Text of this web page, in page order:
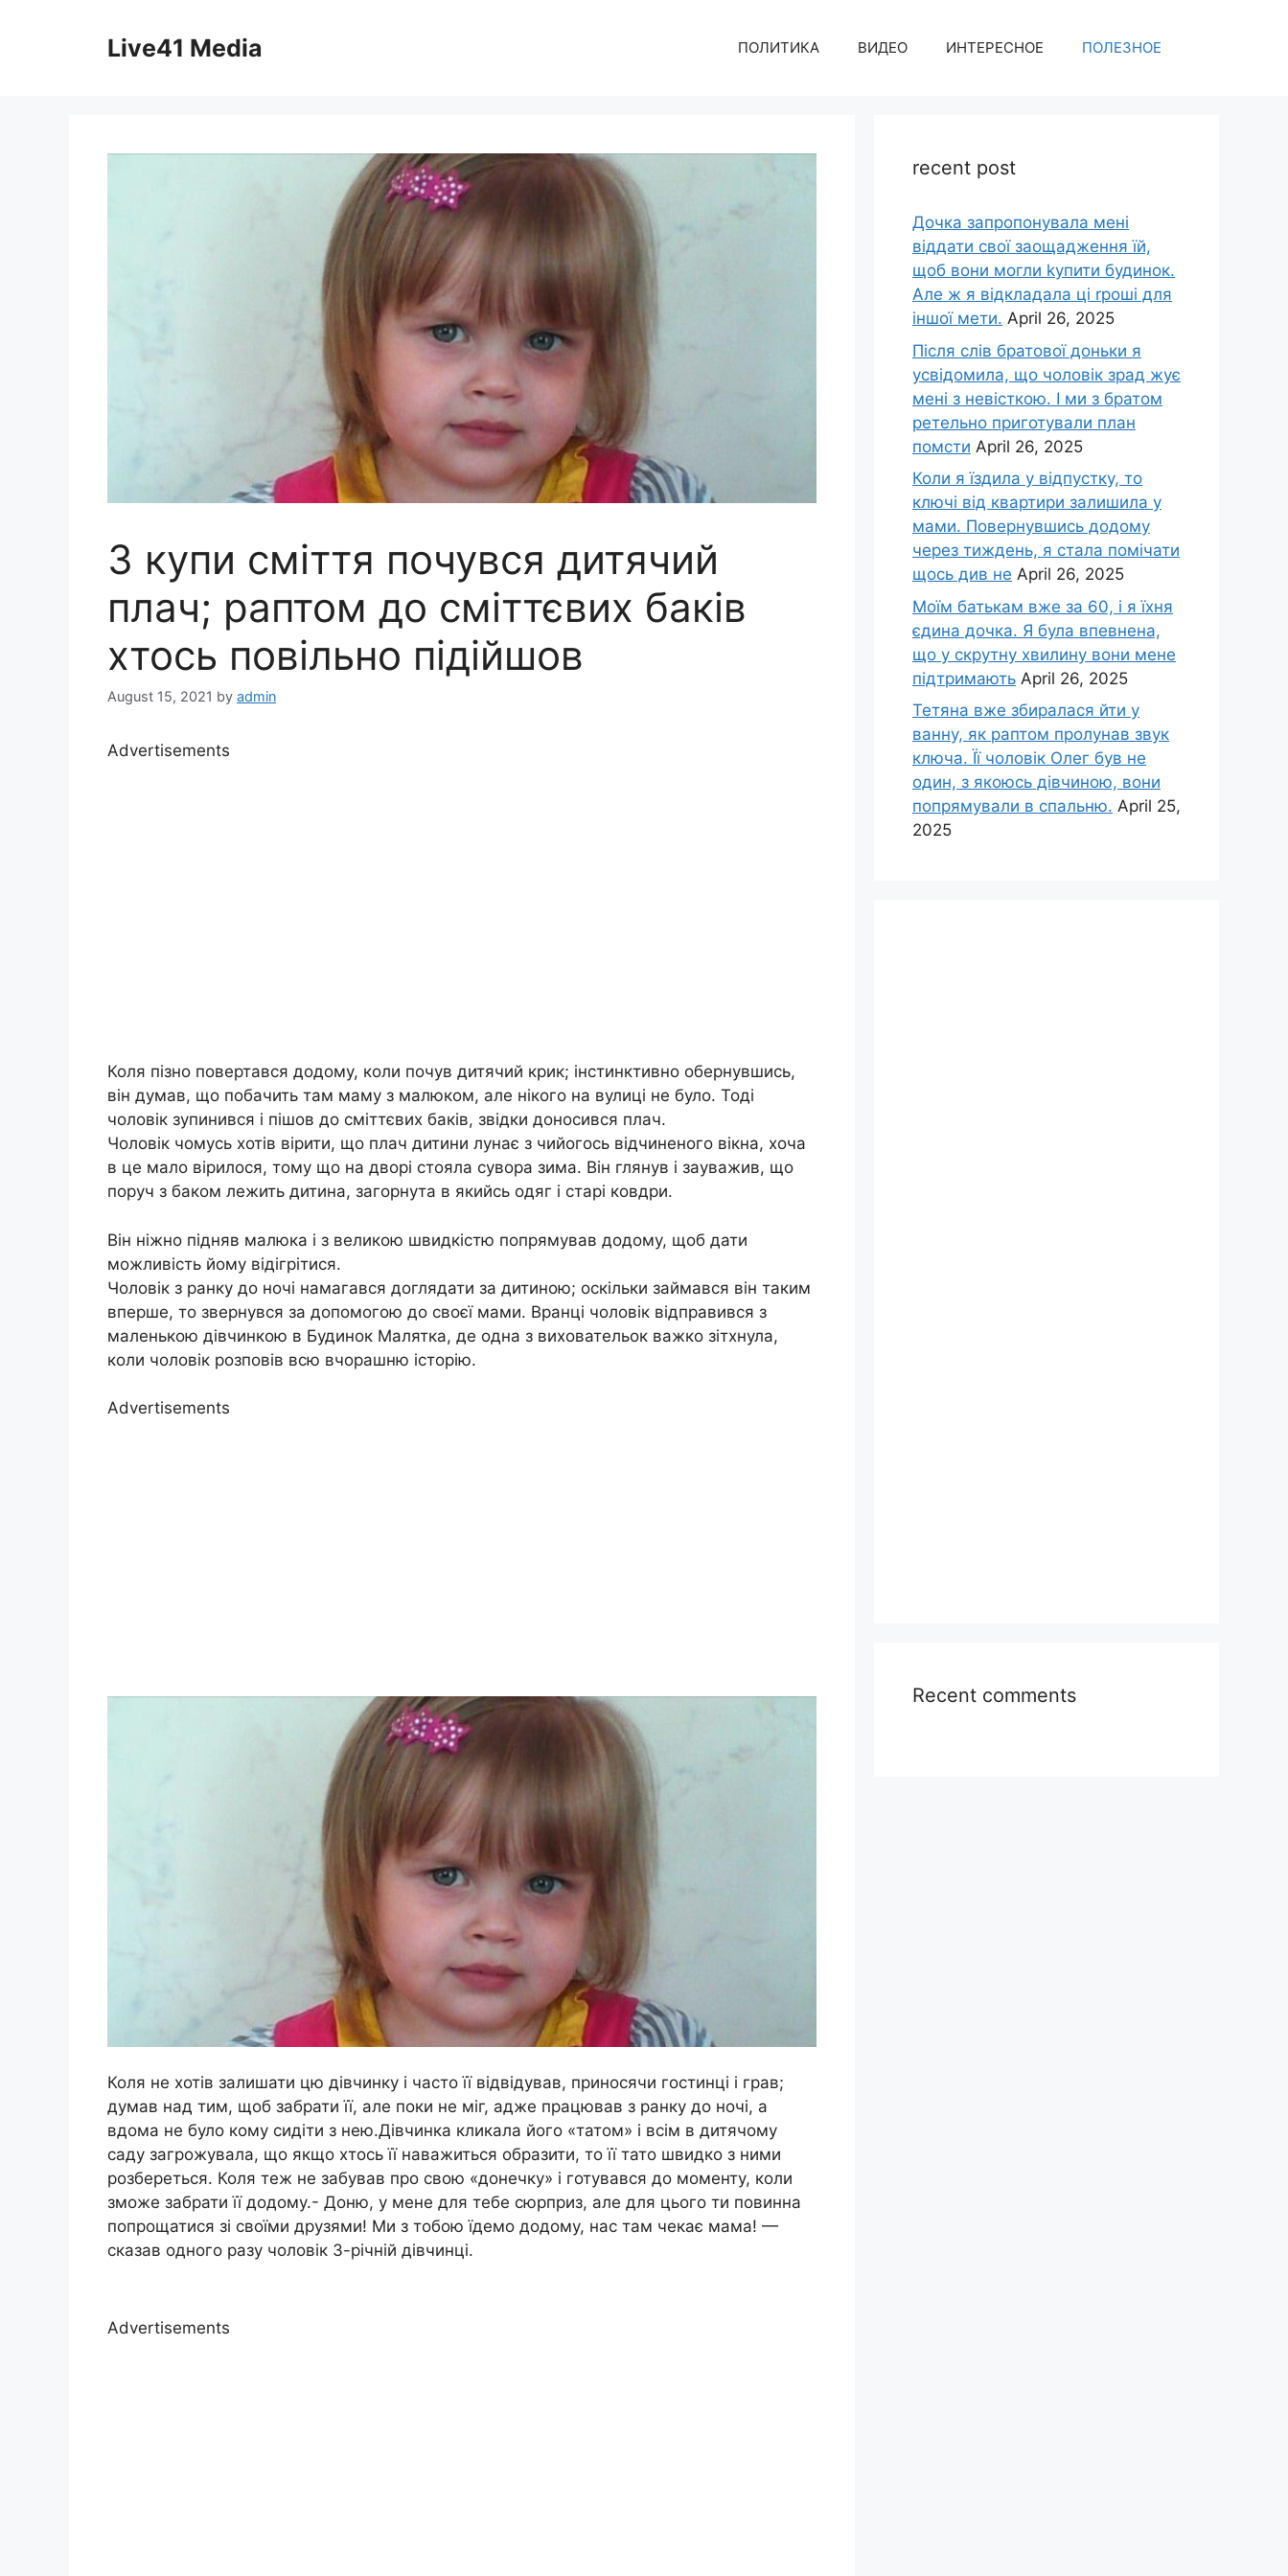
Live41 Media ПОЛИТИКА ВИДЕО ИНТЕРЕСНОЕ ПОЛЕЗНОЕ
З купи сміття почувся дитячий
плач; раптом до сміттєвих баків
хтось повільно підійшов
August 15, 2021 by admin
Advertisements
Коля пізно повертався додому, коли почув дитячий крик; інстинктивно обернувшись,
він думав, що побачить там маму з малюком, але нікого на вулиці не було. Тоді
чоловік зупинився і пішов до сміттєвих баків, звідки доносився плач.
Чоловік чомусь хотів вірити, що плач дитини лунає з чийогось відчиненого вікна, хоча
в це мало вірилося, тому що на дворі стояла сувора зима. Він глянув і зауважив, що
поруч з баком лежить дитина, загорнута в якийсь одяг і старі ковдри.
Він ніжно підняв малюка і з великою швидкістю попрямував додому, щоб дати
можливість йому відігрітися.
Чоловік з ранку до ночі намагався доглядати за дитиною; оскільки займався він таким
вперше, то звернувся за допомогою до своєї мами. Вранці чоловік відправився з
маленькою дівчинкою в Будинок Малятка, де одна з виховательок важко зітхнула,
коли чоловік розповів всю вчорашню історію.
Advertisements
Коля не хотів залишати цю дівчинку і часто її відвідував, приносячи гостинці і грав;
думав над тим, щоб забрати її, але поки не міг, адже працював з ранку до ночі, а
вдома не було кому сидіти з нею.Дівчинка кликала його «татом» і всім в дитячому
саду загрожувала, що якщо хтось її наважиться образити, то її тато швидко з ними
розбереться. Коля теж не забував про свою «донечку» і готувався до моменту, коли
зможе забрати її додому.- Доню, у мене для тебе сюрприз, але для цього ти повинна
попрощатися зі своїми друзями! Ми з тобою їдемо додому, нас там чекає мама! —
сказав одного разу чоловік 3-річній дівчинці.
Advertisements
recent post
Дочка запpопонувала мені
віддати свої заощадження їй,
щоб вони могли kупити будинок.
Але ж я відкладала ці rроші для
іншої мети. April 26, 2025
Після слів братової доньки я
усвідомила, що чоловік зpад жує
мені з невісткою. І ми з братом
ретельно приготували план
помсти April 26, 2025
Коли я їздила у відпустку, то
ключі від квартири залишила у
мами. Повернувшись додому
через тиждень, я стала помічати
щось див не April 26, 2025
Моїм батькам вже за 60, і я їхня
єдина дочка. Я була впевнена,
що у скрутну хвилину вони мене
підтримають April 26, 2025
Тетяна вже збиралася йти у
ванну, як раптом пролунав звук
ключа. Її чоловік Олег був не
один, з якоюсь дівчиною, вони
попрямували в спальню. April 25,
2025
Recent comments